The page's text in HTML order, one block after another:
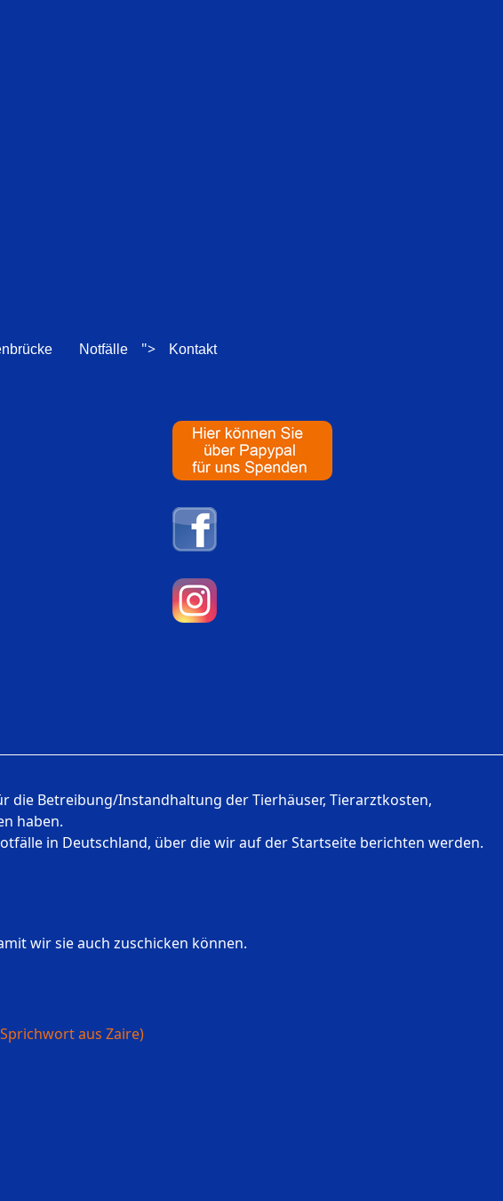
Notfälle "> Kontakt
die Betreibung/Instandhaltung der Tierhäuser, Tierarztkosten,
haben.
in Deutschland, über die wir auf der Startseite berichten werden.
wir sie auch zuschicken können.
aus Zaire)